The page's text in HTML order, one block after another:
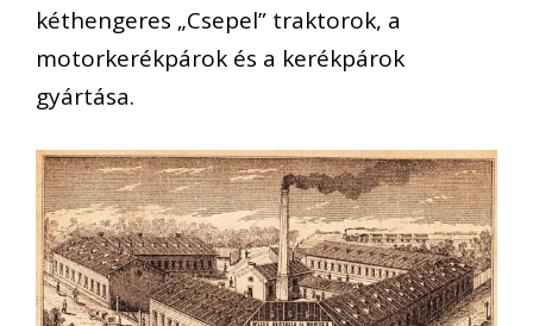
kéthengeres „Csepel” traktorok, a
motorkerékpárok és a kerékpárok
gyártása.